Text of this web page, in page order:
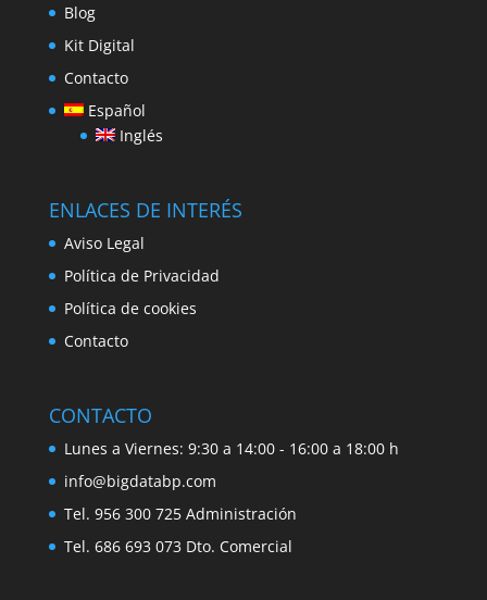
Blog
Kit Digital
Contacto
Español
Inglés
ENLACES DE INTERÉS
Aviso Legal
Política de Privacidad
Política de cookies
Contacto
CONTACTO
Lunes a Viernes: 9:30 a 14:00 - 16:00 a 18:00 h
info@bigdatabp.com
Tel. 956 300 725 Administración
Tel. 686 693 073 Dto. Comercial